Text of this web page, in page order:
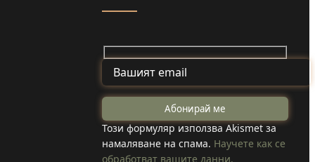
Задържаха мъж
от Смолча,
Този формуляр използва Akismet за
намаляване на спама. Научете как се
обработват вашите данни.